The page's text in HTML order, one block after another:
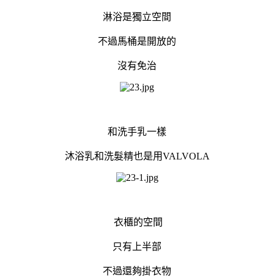
淋浴是獨立空間
不過馬桶是開放的
沒有免治
和洗手乳一樣
沐浴乳和洗髮精也是用VALVOLA
衣櫃的空間
只有上半部
不過還夠掛衣物